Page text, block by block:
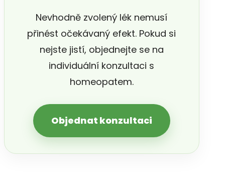
Nevhodně zvolený lék nemusí
přinést očekávaný efekt. Pokud si
nejste jistí, objednejte se na
individuální konzultaci s
homeopatem.
Objednat konzultaci